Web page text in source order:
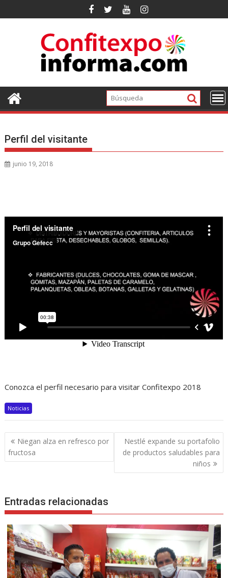
al
Perfil del visitante
junio 19, 2018
Conozca el perfil necesario para visitar Confitexpo 2018
Noticias
Navegación
de
entradas
Niegan alza en refresco por
fructosa
Nestlé expande su portafolio
de productos saludables para
niños
Entradas relacionadas